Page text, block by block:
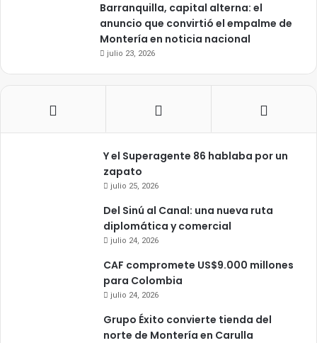
Barranquilla, capital alterna: el
anuncio que convirtió el empalme de
Montería en noticia nacional
julio 23, 2026
Y el Superagente 86 hablaba por un
zapato
julio 25, 2026
Del Sinú al Canal: una nueva ruta
diplomática y comercial
julio 24, 2026
CAF compromete US$9.000 millones
para Colombia
julio 24, 2026
Grupo Éxito convierte tienda del
norte de Montería en Carulla